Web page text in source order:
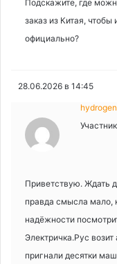
Подскажите, где
заказ из Китая,
официально?
28.06.2026 в 14:45
Участник
Приветствую. Ждать
правда смысла мало,
надёжности
Электричка.Рус возит
пригнали десятки